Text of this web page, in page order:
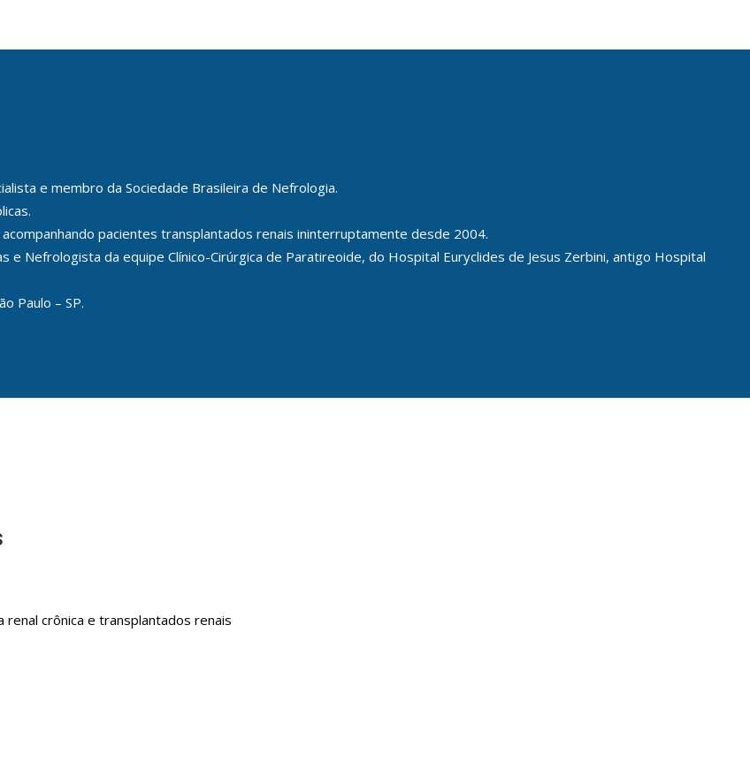
e membro da Sociedade Brasileira de Nefrologia.
pacientes transplantados renais ininterruptamente desde 2004.
Nefrologista da equipe Clínico-Cirúrgica de Paratireoide, do Hospital Euryclides de Jesus Zerbini, antigo Hospital
Paulo – SP.
crônica e transplantados renais